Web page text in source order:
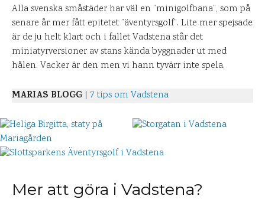
Alla svenska småstäder har väl en ”minigolfbana”, som på
senare år mer fått epitetet ”äventyrsgolf”. Lite mer spejsade
är de ju helt klart och i fallet Vadstena står det
miniatyrversioner av stans kända byggnader ut med
hålen. Vacker är den men vi hann tyvärr inte spela.
MARIAS BLOGG| 7 tips om Vadstena
Mer att göra i Vadstena?